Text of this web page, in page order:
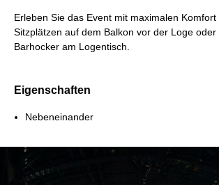
Erleben Sie das Event mit maximalen Komfort
Sitzplätzen auf dem Balkon vor der Loge oder
Barhocker am Logentisch.
Eigenschaften
Nebeneinander